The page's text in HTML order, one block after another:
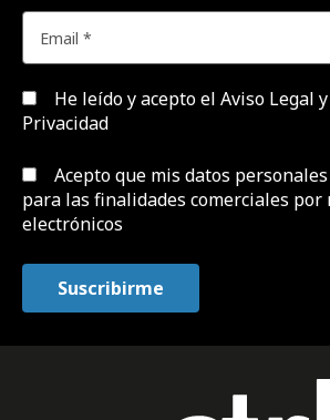
He leído y acepto el Aviso Legal
Privacidad
Acepto que mis datos
para las finalidades comerciales por
electrónicos